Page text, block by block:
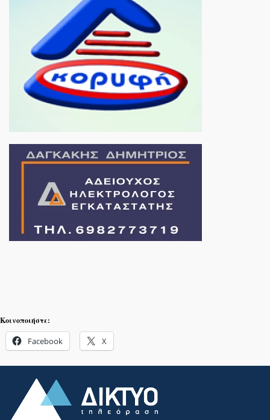
Κοινοποιήστε:
Facebook X